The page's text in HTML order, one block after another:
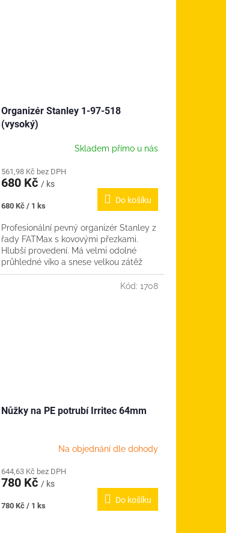
Organizér Stanley 1-97-518
(vysoký)
Skladem přímo u nás
561,98 Kč bez DPH
680 Kč / ks
Měrná
680 Kč / 1 ks
Do košíku
Profesionální pevný organizér Stanley z
řady FATMax s kovovými přezkami.
Hlubší provedení. Má velmi odolné
průhledné víko a snese velkou zátěž
naplněným materiálem. Vaničky...
Nůžky na PE potrubí Irritec 64mm
Na objednání dle dohody
644,63 Kč bez DPH
780 Kč / ks
Měrná
780 Kč / 1 ks
Do košíku
Kód: 1708